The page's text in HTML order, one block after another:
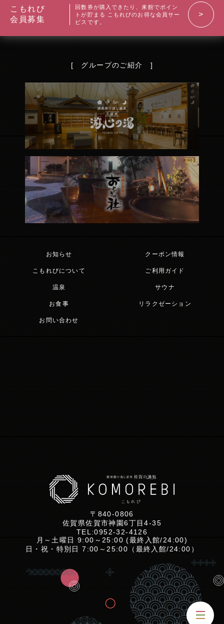
スタッフ募集中
こもれび
会員募集
回数券が購入できたり、来館でポイン
トが貯まる
こもれびのお得な会員サー
ビスです。
[ グループのご紹介 ]
お知らせ クーポン情報
こもれびについて ご利用ガイド
温泉 サウナ
お食事 リラクゼーション
お問い合わせ
〒840-0806
佐賀県佐賀市神園6丁目4-35
TEL:0952-32-4126
月～土曜日 9:00～25:00 (最終入館/24:00)
日・祝・特別日 7:00～25:00（最終入館/24:00）